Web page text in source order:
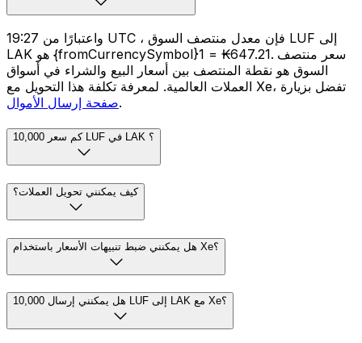
واعتبارًا من 19:27 UTC ، فإن معدل منتصف السوق LUF إلى
LAK هو {fromCurrencySymbol}1 = ₭647.21. سعر منتصف
السوق هو نقطة المنتصف بين أسعار البيع والشراء في أسواق
العملات العالمية. لمعرفة تكلفة هذا التحويل مع Xe، تفضل بزيارة
صفحة إرسال الأموال.
كم سعر 10,000 LUF في LAK ؟
كيف يمكنني تحويل العملات؟
هل يمكنني ضبط تنبيهات الأسعار باستخدام Xe؟
هل يمكنني إرسال 10,000 LUF إلى LAK مع Xe؟